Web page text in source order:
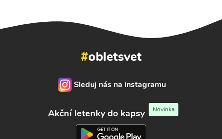
#obletsvet
Sleduj nás na instagramu
Akční letenky do kapsy Novinka